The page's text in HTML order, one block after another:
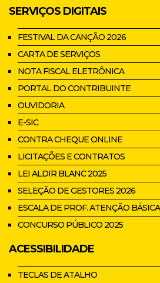
SERVIÇOS DIGITAIS
FESTIVAL DA CANÇÃO 2026
CARTA DE SERVIÇOS
NOTA FISCAL ELETRÔNICA
PORTAL DO CONTRIBUINTE
OUVIDORIA
E-SIC
CONTRA CHEQUE ONLINE
LICITAÇÕES E CONTRATOS
LEI ALDIR BLANC 2025
SELEÇÃO DE GESTORES 2026
ESCALA DE PROF. ATENÇÃO
CONCURSO PÚBLICO 2025
ACESSIBILIDADE
TECLAS DE ATALHO